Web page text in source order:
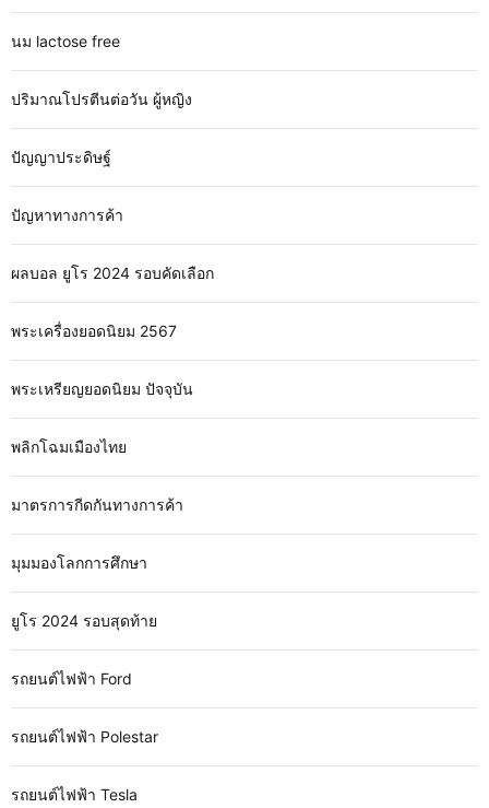
นม lactose free
ปริมาณโปรตีนต่อวัน ผู้หญิง
ปัญญาประดิษฐ์
ปัญหาทางการค้า
ผลบอล ยูโร 2024 รอบคัดเลือก
พระเครื่องยอดนิยม 2567
พระเหรียญยอดนิยม ปัจจุบัน
พลิกโฉมเมืองไทย
มาตรการกีดกันทางการค้า
มุมมองโลกการศึกษา
ยูโร 2024 รอบสุดท้าย
รถยนต์ไฟฟ้า Ford
รถยนต์ไฟฟ้า Polestar
รถยนต์ไฟฟ้า Tesla